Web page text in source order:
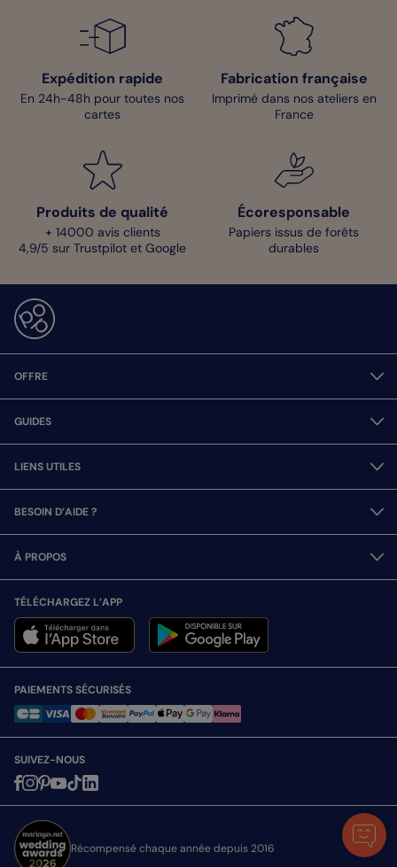
Expédition rapide
En 24h-48h pour toutes nos
cartes
Fabrication française
Imprimé dans nos ateliers en
France
Produits de qualité
+ 14000 avis clients
4,9/5 sur Trustpilot et Google
Écoresponsable
Papiers issus de forêts
durables
OFFRE
GUIDES
LIENS UTILES
BESOIN D’AIDE ?
À PROPOS
TÉLÉCHARGEZ L’APP
PAIEMENTS SÉCURISÉS
SUIVEZ-NOUS
Récompensé chaque année depuis 2016